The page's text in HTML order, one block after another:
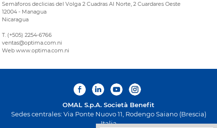
Semàforos declicias del Volga 2 Cuadras Al Norte, 2 Cuardares Oeste
12004 - Managua
Nicaragua
T. (+505) 2254-6766
ventas@optima.com.ni
Web www.optima.com.ni
OMAL S.p.A. Società Benefit
Sedes centrales: Via Ponte Nuovo 11, Rodengo Saiano (Brescia)
Italia